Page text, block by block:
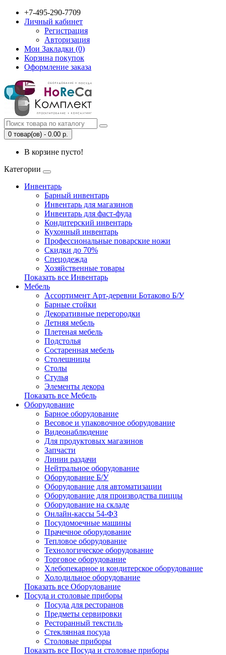
+7-495-290-7709
Личный кабинет
Регистрация
Авторизация
Мои Закладки (0)
Корзина покупок
Оформление заказа
0 товар(ов) - 0.00 р.
В корзине пусто!
Категории
Инвентарь
Барный инвентарь
Инвентарь для магазинов
Инвентарь для фаст-фуда
Кондитерский инвентарь
Кухонный инвентарь
Профессиональные поварские ножи
Скидки до 70%
Спецодежда
Хозяйственные товары
Показать все Инвентарь
Мебель
Ассортимент Арт-деревни Ботаково Б/У
Барные стойки
Декоративные перегородки
Летняя мебель
Плетеная мебель
Подстолья
Состаренная мебель
Столешницы
Столы
Стулья
Элементы декора
Показать все Мебель
Оборудование
Барное оборудование
Весовое и упаковочное оборудование
Видеонаблюдение
Для продуктовых магазинов
Запчасти
Линии раздачи
Нейтральное оборудование
Оборудование Б/У
Оборудование для автоматизации
Оборудование для производства пиццы
Оборудование на складе
Онлайн-кассы 54-ФЗ
Посудомоечные машины
Прачечное оборудование
Тепловое оборудование
Технологическое оборудование
Торговое оборудование
Хлебопекарное и кондитерское оборудование
Холодильное оборудование
Показать все Оборудование
Посуда и столовые приборы
Посуда для ресторанов
Предметы сервировки
Ресторанный текстиль
Стеклянная посуда
Столовые приборы
Показать все Посуда и столовые приборы